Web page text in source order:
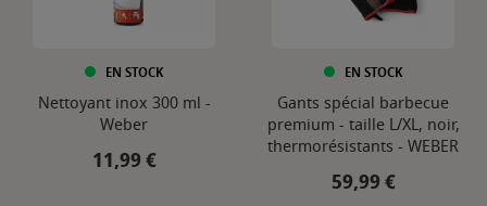
EN STOCK
Nettoyant inox 300 ml -
Weber
Prix
11,99 €
EN STOCK
Gants spécial barbecue
premium - taille L/XL, noir,
thermorésistants - WEBER
Prix
59,99 €